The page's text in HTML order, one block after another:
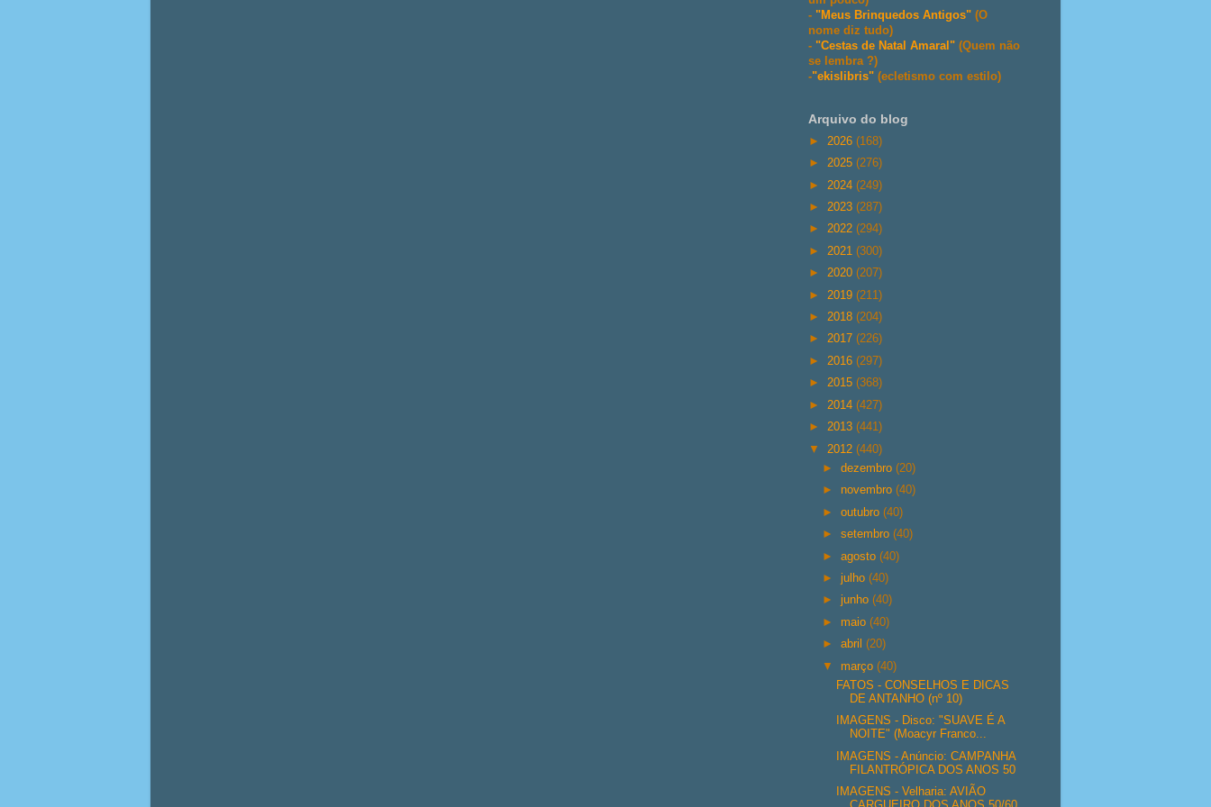
- "Meus Brinquedos Antigos" (O
nome diz tudo)
- "Cestas de Natal Amaral" (Quem não
se lembra ?)
-"ekislibris" (ecletismo com estilo)
Arquivo do blog
► 2026 (168)
► 2025 (276)
► 2024 (249)
► 2023 (287)
► 2022 (294)
► 2021 (300)
► 2020 (207)
► 2019 (211)
► 2018 (204)
► 2017 (226)
► 2016 (297)
► 2015 (368)
► 2014 (427)
► 2013 (441)
▼ 2012 (440)
►dezembro(20)
► novembro(40)
►outubro(40)
►setembro(40)
►agosto(40)
►julho(40)
►junho(40)
► maio(40)
►abril(20)
▼ março(40)
FATOS - CONSELHOS E DICAS
DE ANTANHO (nº 10)
IMAGENS - Disco: "SUAVE É A
NOITE" (Moacyr Franco...
IMAGENS - Anúncio: CAMPANHA
FILANTRÓPICA DOS ANOS 50
IMAGENS - Velharia: AVIÃO